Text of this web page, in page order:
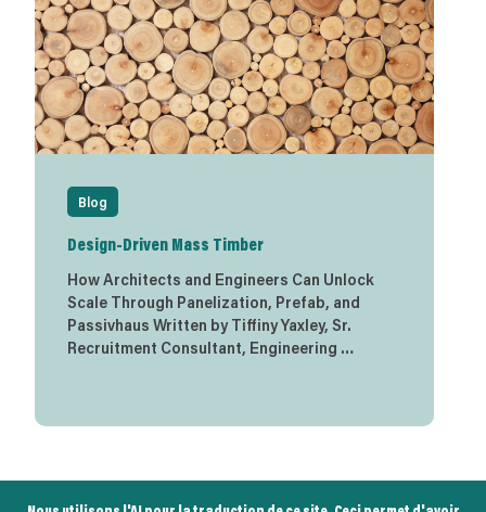
Blog
Design-Driven Mass Timber
How Architects and Engineers Can Unlock
Scale Through Panelization, Prefab, and
Passivhaus Written by Tiffiny Yaxley, Sr.
Recruitment Consultant, Engineering …